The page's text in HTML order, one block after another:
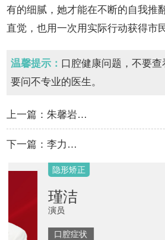
有的细腻，她才能在不断的自我推
直觉，也用一次用实际行动获得市
温馨提示： 口腔健康问题，不要
要问不专业的医生。
上一篇：朱馨岩…
下一篇：李力…
隐形矫正
口腔症状